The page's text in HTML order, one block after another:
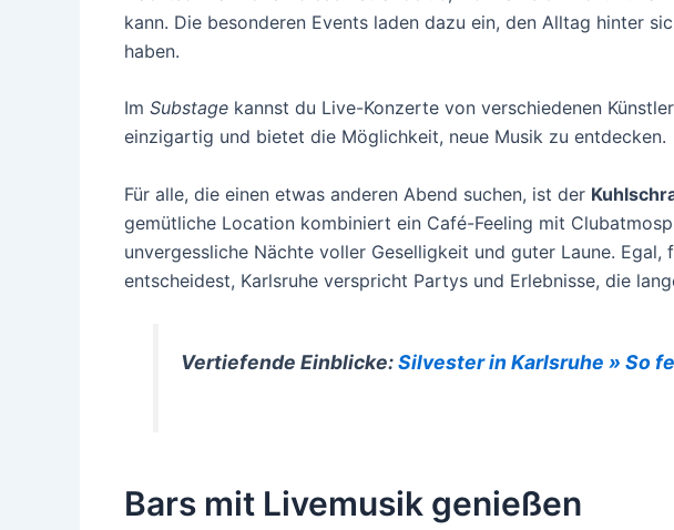
kann. Die besonderen Events laden dazu ein, den Alltag hinter
haben.
Im Substage kannst du Live-Konzerte von verschiedenen
einzigartig und bietet die Möglichkeit, neue Musik zu entdecken.
Für alle, die einen etwas anderen Abend suchen, ist der
gemütliche Location kombiniert ein Café-Feeling mit
unvergessliche Nächte voller Geselligkeit und guter Laune. Egal,
entscheidest, Karlsruhe verspricht Partys und Erlebnisse, die
Vertiefende Einblicke:Silvester in Karlsruhe » So
Bars mit Livemusik genießen